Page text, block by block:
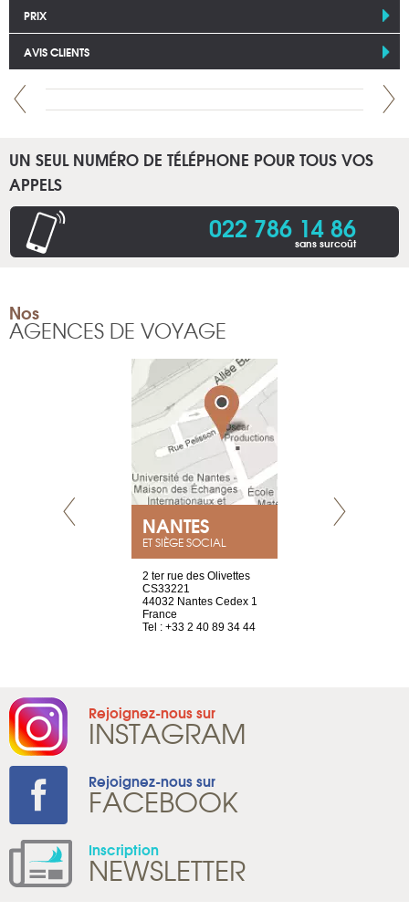
PRIX
AVIS CLIENTS
UN SEUL NUMÉRO DE TÉLÉPHONE POUR TOUS VOS
APPELS
022 786 14 86
sans surcoût
Nos
AGENCES DE VOYAGE
NANTES
ET SIÈGE SOCIAL
2 ter rue des Olivettes
CS33221
44032 Nantes Cedex 1
France
Tel : +33 2 40 89 34 44
Rejoignez-nous sur
INSTAGRAM
Rejoignez-nous sur
FACEBOOK
Inscription
NEWSLETTER